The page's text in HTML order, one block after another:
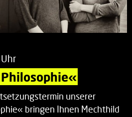
unserer
bringen Ihnen Mechthild